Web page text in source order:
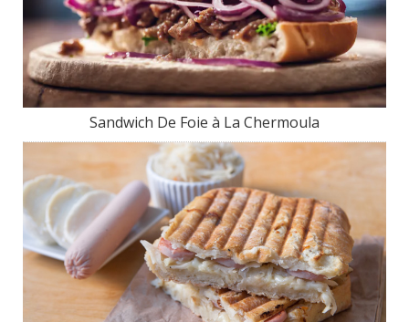
Sandwich De Foie à La Chermoula